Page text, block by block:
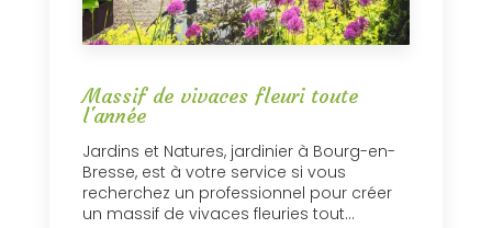
Massif de vivaces fleuri toute
l'année
Jardins et Natures, jardinier à Bourg-en-
Bresse, est à votre service si vous
recherchez un professionnel pour créer
un massif de vivaces fleuries tout...